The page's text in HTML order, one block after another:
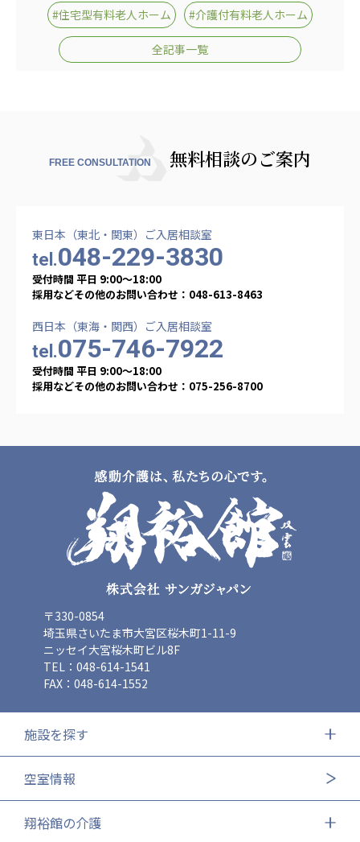
#住宅型有料老人ホーム #介護付有料老人ホーム
全記事一覧
FREE CONSULTATION 無料相談のご案内
東日本（東北・関東）ご入居相談室
tel.048-229-3830
受付時間 平日 9:00〜18:00
採用などその他のお問い合わせ：048-613-8463
西日本（東海・関西）ご入居相談室
tel.075-746-7922
受付時間 平日 9:00〜18:00
採用などその他のお問い合わせ：075-256-8700
〒330-0854
埼玉県さいたま市大宮区桜木町1-11-9
ニッセイ大宮桜木町ビル8F
TEL：048-614-1541
FAX：048-614-1552
施設を探す
空室情報
翔裕館の介護